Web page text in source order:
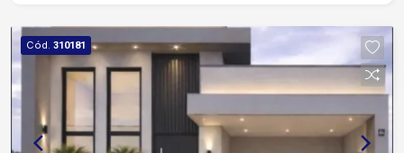
adicional. - Iluminação projetada e com
automação. - Escada com pé direito duplo. -
Preparação para aquecimento solar. - Iluminação
natural e boa ventilação em toda a casa. -
Acabamento fino: pisos em porcelanato e pintura
diferenciada, automação no sistema de
Cód. 310181